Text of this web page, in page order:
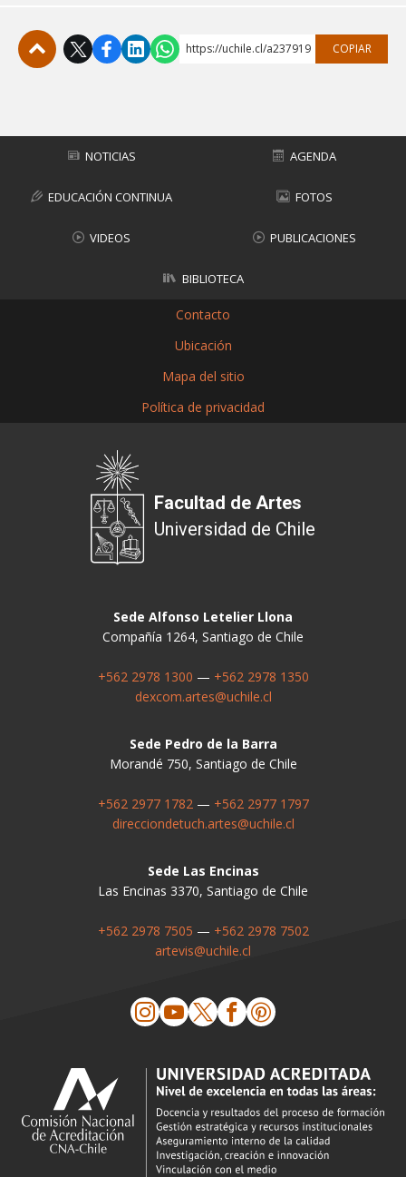
https://uchile.cl/a237919 COPIAR
NOTICIAS AGENDA
EDUCACIÓN CONTINUA FOTOS
VIDEOS PUBLICACIONES
BIBLIOTECA
Contacto
Ubicación
Mapa del sitio
Política de privacidad
Facultad de Artes
Universidad de Chile
Sede Alfonso Letelier Llona
Compañía 1264, Santiago de Chile
+562 2978 1300 — +562 2978 1350
dexcom.artes@uchile.cl
Sede Pedro de la Barra
Morandé 750, Santiago de Chile
+562 2977 1782 — +562 2977 1797
direcciondetuch.artes@uchile.cl
Sede Las Encinas
Las Encinas 3370, Santiago de Chile
+562 2978 7505 — +562 2978 7502
artevis@uchile.cl